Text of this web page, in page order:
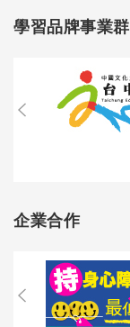
學習品牌事業群
企業合作